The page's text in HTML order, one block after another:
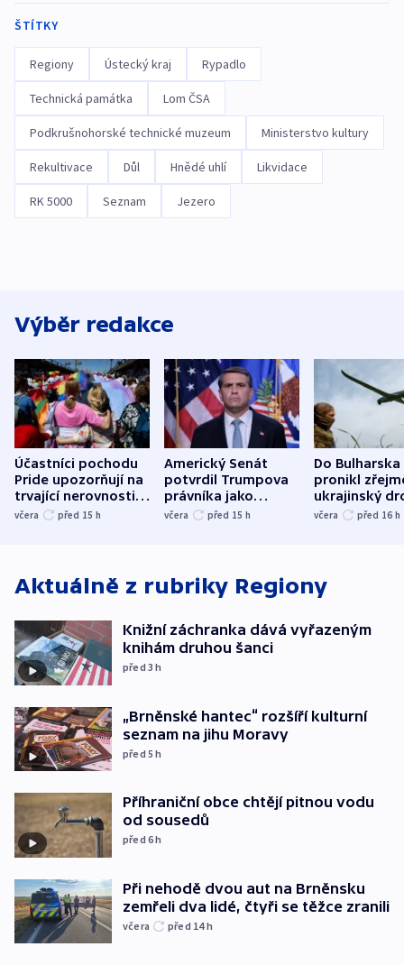
ŠTÍTKY
Regiony Ústecký kraj Rypadlo
Technická památka Lom ČSA
Podkrušnohorské technické muzeum Ministerstvo kultury
Rekultivace Důl Hnědé uhlí Likvidace
RK 5000 Seznam Jezero
Výběr redakce
Účastníci pochodu
Pride upozorňují na
trvající nerovnosti i
společenskou
včera před 15 h
Americký Senát
potvrdil Trumpova
právníka jako
ministra
včera před 15 h
Do Bulharska
pronikl
ukrajinský
explodoval
včera před 16 h
Aktuálně z rubriky Regiony
Knižní záchranka dává vyřazeným
knihám druhou šanci
před 3h
„Brněnské hantec“ rozšíří kulturní
seznam na jihu Moravy
před 5h
Příhraniční obce chtějí pitnou vodu
od sousedů
před 6h
Při nehodě dvou aut na Brněnsku
zemřeli dva lidé, čtyři se těžce zranili
včera před 14h